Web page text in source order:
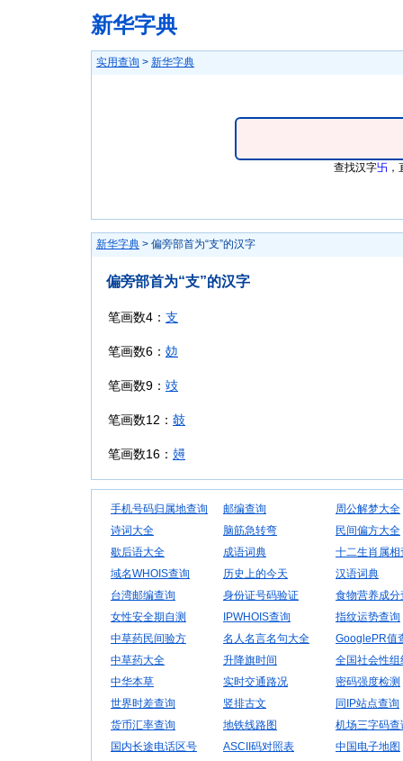
新华字典
实用查询 > 新华字典
查找汉字卐
新华字典 > 偏旁部首为“支”的汉字
偏旁部首为“支”的汉字
笔画数4： 支
笔画数6： 攰
笔画数9： 攱
笔画数12： 攲
笔画数16： 攳
手机号码归属地查询 邮编查询
周公解梦大全
诗词大全
脑筋急转弯
民间偏方大全
歇后语大全
成语词典
十二生肖属相
域名WHOIS查询
历史上的今天
汉语词典
台湾邮编查询
身份证号码验证
食物营养成分
女性安全期自测
IPWHOIS查询
指纹运势查询
中草药民间验方
名人名言名句大全
GooglePR值
中草药大全
升降旗时间
全国社会性组
中华本草
实时交通路况
密码强度检测
世界时差查询
竖排古文
同IP站点查询
货币汇率查询
地铁线路图
机场三字码查
国内长途电话区号
ASCII码对照表
中国电子地图